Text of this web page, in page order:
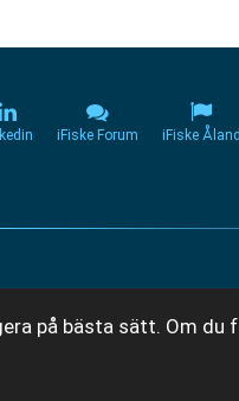
på bästa sätt. Om
iFiske Forum iFiske Åland